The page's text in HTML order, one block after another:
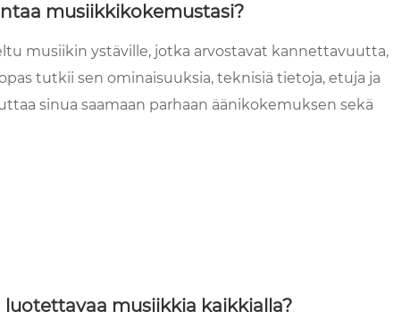
musiikkikokemustasi?
musiikin ystäville, jotka arvostavat kannettavuutta,
tutkii sen ominaisuuksia, teknisiä tietoja, etuja ja
sinua saamaan parhaan äänikokemuksen sekä
musiikkia kaikkialla?